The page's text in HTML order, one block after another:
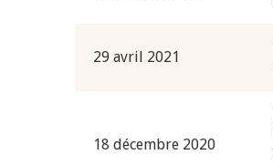
29 avril 2021
18 décembre 2020